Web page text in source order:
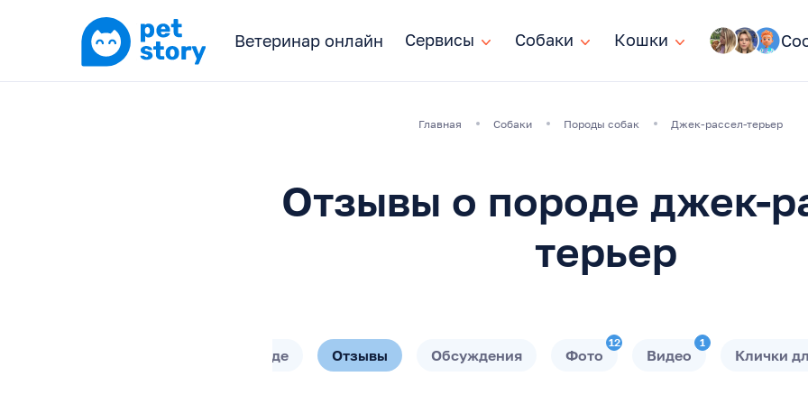
Ветеринар онлайн Сервисы
Сервисы Собаки
Собаки Кошки
Кошки
Главная Собаки Породы собак Джек-рассел-терьер
Отзывы о породе джек-
терьер
О породе Отзывы Обсуждения Фото
12
Видео
1
Клички